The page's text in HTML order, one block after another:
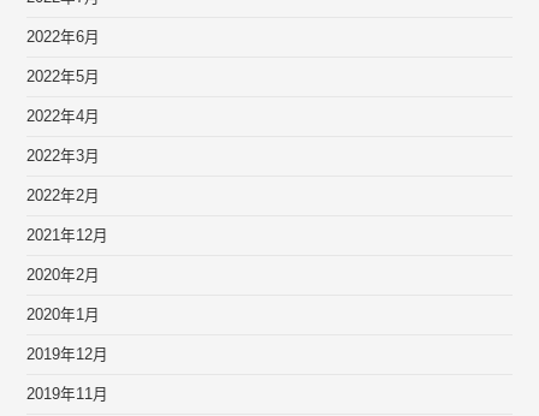
2022年6月
2022年5月
2022年4月
2022年3月
2022年2月
2021年12月
2020年2月
2020年1月
2019年12月
2019年11月